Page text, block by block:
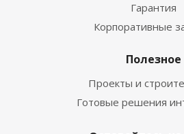
Гарантия
Корпоративные
Полезное
Проекты и
Готовые решения